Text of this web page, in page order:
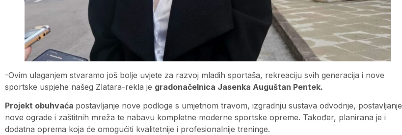
-Ovim ulaganjem stvaramo još bolje uvjete za razvoj mladih sportaša, rekreaciju svih generacija i nove
sportske uspjehe našeg Zlatara-rekla je gradonačelnica Jasenka Auguštan Pentek.
Projekt obuhvaća postavljanje nove podloge s umjetnom travom, izgradnju sustava odvodnje, postavljanje
nove ograde i zaštitnih mreža te nabavu kompletne moderne sportske opreme. Također, planirana je i
dodatna oprema koja će omogućiti kvalitetnije i profesionalnije treninge.